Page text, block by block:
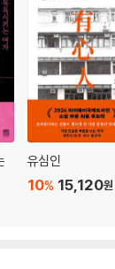
만난다
유심인
15,120원
10%